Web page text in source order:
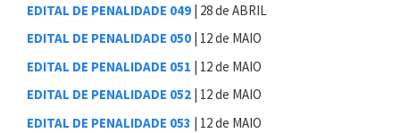
EDITAL DE PENALIDADE 049 | 28 de ABRIL
EDITAL DE PENALIDADE 050 | 12 de MAIO
EDITAL DE PENALIDADE 051 | 12 de MAIO
EDITAL DE PENALIDADE 052 | 12 de MAIO
EDITAL DE PENALIDADE 053 | 12 de MAIO